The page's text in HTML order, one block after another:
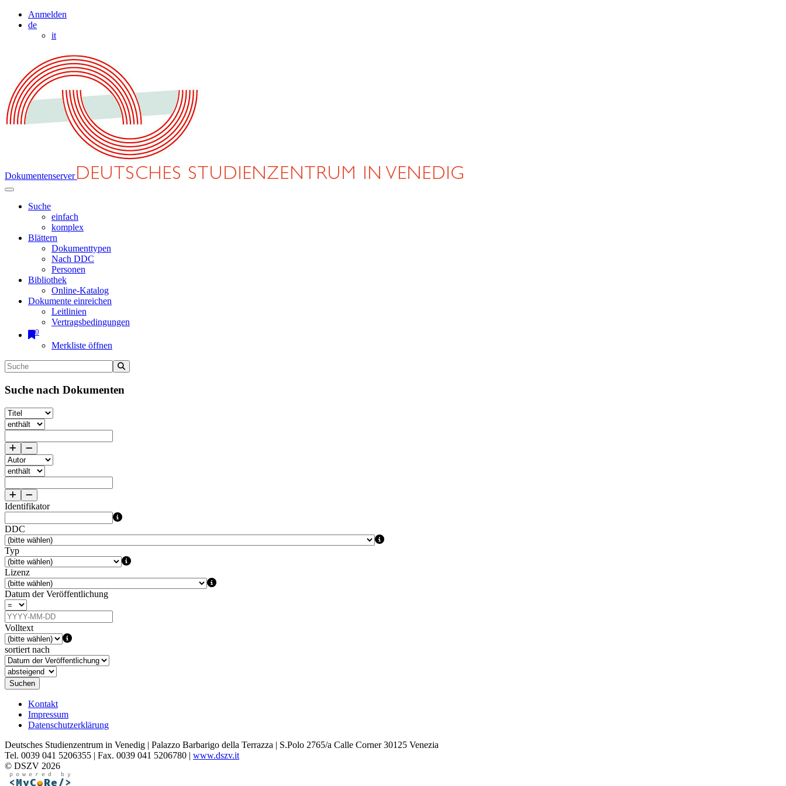
Anmelden
de
it
Dokumentenserver
Suche
einfach
komplex
Blättern
Dokumenttypen
Nach DDC
Personen
Bibliothek
Online-Katalog
Dokumente einreichen
Leitlinien
Vertragsbedingungen
0
Merkliste öffnen
Suche nach Dokumenten
Identifikator
DDC
Typ
Lizenz
Datum der Veröffentlichung
Volltext
sortiert nach
Suchen
Kontakt
Impressum
Datenschutzerklärung
Deutsches Studienzentrum in Venedig | Palazzo Barbarigo della Terrazza | S.Polo 2765/a Calle Corner 30125 Venezia
Tel. 0039 041 5206355 | Fax. 0039 041 5206780 | www.dszv.it
© DSZV 2026